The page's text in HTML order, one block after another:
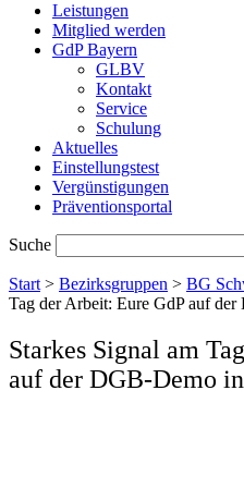
Leistungen
Mitglied werden
GdP Bayern
GLBV
Kontakt
Service
Schulung
Aktuelles
Einstellungstest
Vergünstigungen
Präventionsportal
Suche
Start > Bezirksgruppen > BG
Tag der Arbeit: Eure GdP auf
Starkes Signal am
auf der DGB-Demo